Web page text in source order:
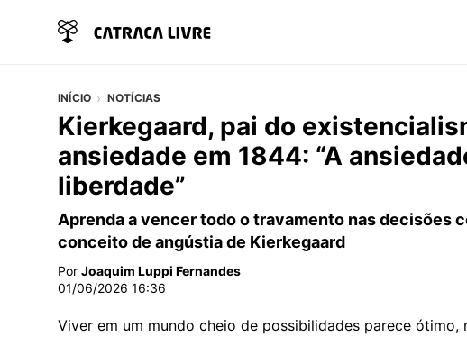
INÍCIO NOTÍCIAS
Kierkegaard, pai do
ansiedade em 1844: “A
liberdade”
Aprenda a vencer todo o travamento nas decisões
conceito de angústia de Kierkegaard
Por Joaquim Luppi Fernandes
01/06/2026 16:36
Viver em um mundo cheio de possibilidades parece ótimo,